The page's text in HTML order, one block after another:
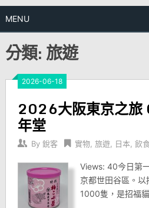
MENU
分類:旅遊
2026-06-18
2026大阪東京之
年堂
By 銳客 實物, 旅遊, 日本, 飲食
Views: 40今日第
京都世田谷區。
1000隻，是招福